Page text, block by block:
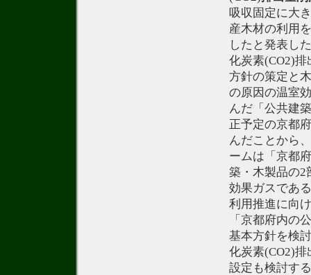
吸収固定に大
産木材の利用
したと発表し
化炭素(CO2)
方針の策定と
の原因の温室
んだ「公共建
正予定の京都
んだことから
ームは「京都
築・木製品の2
効果ガスであ
利用推進に向
「京都府内の
基本方針を検
化炭素(CO2)
設定も検討す